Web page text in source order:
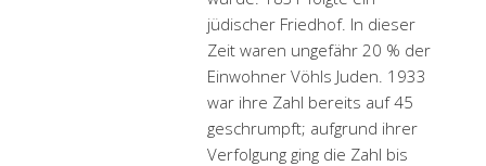
jüdischer Friedhof. In dieser
Zeit waren ungefähr 20 % der
Einwohner Vöhls Juden. 1933
war ihre Zahl bereits auf 45
geschrumpft; aufgrund ihrer
Verfolgung ging die Zahl bis